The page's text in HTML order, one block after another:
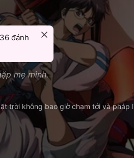
đánh
mẹ mình.
trời không bao giờ chạm tới và pháp